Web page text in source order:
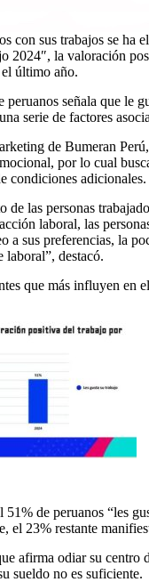
con sus trabajos se ha
2024″, la valoración
último año.
señala que le
serie de factores
de Bumeran
por lo cual
condiciones adicionales.
de las personas
laboral, las
a sus preferencias, la
laboral”, destacó.
que más influyen en
de peruanos “les
el 23% restante
afirma odiar su centro
sueldo no es suficiente.